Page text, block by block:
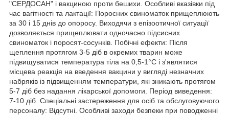
"СЕРДОСАН" і вакциною проти бешихи. Особливі вказівки під
час вагітності та лактації: Поросних свиноматок прищеплюють
за 30 і 15 днів до опоросу. Виходячи з епізоотичної ситуації
дозволяється прищеплювати одночасно підсисних
свиноматок і поросят-сосунків. Побічні ефекти: Після
щеплення протягом 3-5 діб в окремих тварин може
підвищуватися температура тіла на 0,5-1°С і з'являтися
місцева реакція на введення вакцини у вигляді незначних
набряків із підвищенням температури, які зникають протягом
5-7 діб без надання лікарської допомоги. Період виведення:
7-10 діб. Спеціальні застереження для осіб та обслуговуючого
персоналу: Відсутні. Особливі заходи безпеки при поводженні